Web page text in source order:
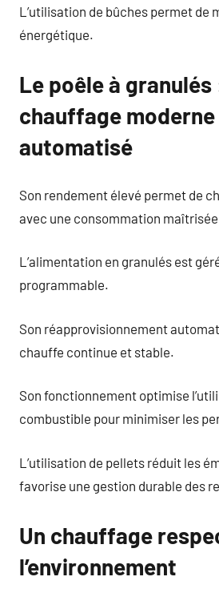
L’utilisation de bûches permet de
énergétique.
Le poêle à granulés
chauffage
automatisé
Son rendement élevé permet de
avec une consommation
L’alimentation en granulés est
programmable.
Son réapprovisionnement
chauffe continue et stable.
Son fonctionnement optimise
combustible pour minimiser les
L’utilisation de pellets réduit les
favorise une gestion durable des
Un chauffage
l’environnement